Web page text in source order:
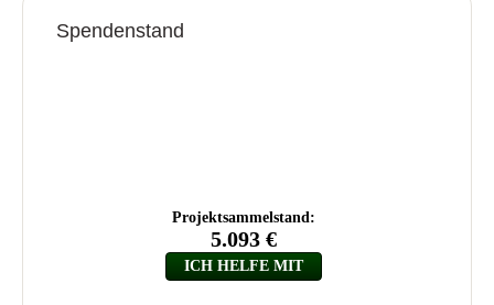
Spendenstand